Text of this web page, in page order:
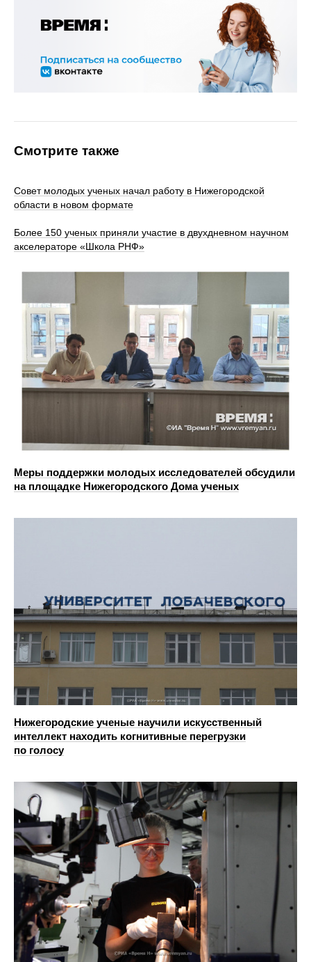
Смотрите также
Совет молодых ученых начал работу в Нижегородской
области в новом формате
Более 150 ученых приняли участие в двухдневном научном
акселераторе «Школа РНФ»
Меры поддержки молодых исследователей обсудили
на площадке Нижегородского Дома ученых
Нижегородские ученые научили искусственный
интеллект находить когнитивные перегрузки
по голосу